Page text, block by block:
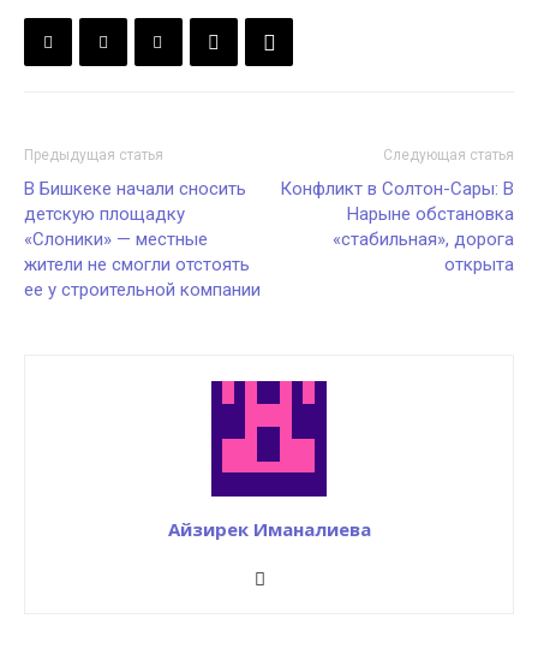
Предыдущая статья
В Бишкеке начали сносить
детскую площадку
«Слоники» — местные
жители не смогли отстоять
ее у строительной компании
Следующая статья
Конфликт в Солтон-Сары: В
Нарыне обстановка
«стабильная», дорога
открыта
Айзирек Иманалиева